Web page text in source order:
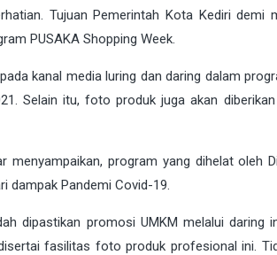
Tujuan Pemerintah Kota Kediri demi
PUSAKA Shopping Week.
kanal media luring dan daring dalam
Selain itu, foto produk juga akan
menyampaikan, program yang dihelat oleh
dampak Pandemi Covid-19.
dipastikan promosi UMKM melalui daring
fasilitas foto produk profesional ini.